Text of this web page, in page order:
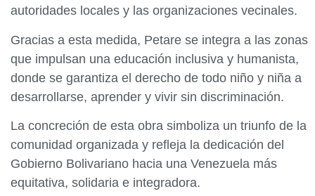
autoridades locales y las organizaciones vecinales.
Gracias a esta medida, Petare se integra a las zonas
que impulsan una educación inclusiva y humanista,
donde se garantiza el derecho de todo niño y niña a
desarrollarse, aprender y vivir sin discriminación.
La concreción de esta obra simboliza un triunfo de la
comunidad organizada y refleja la dedicación del
Gobierno Bolivariano hacia una Venezuela más
equitativa, solidaria e integradora.